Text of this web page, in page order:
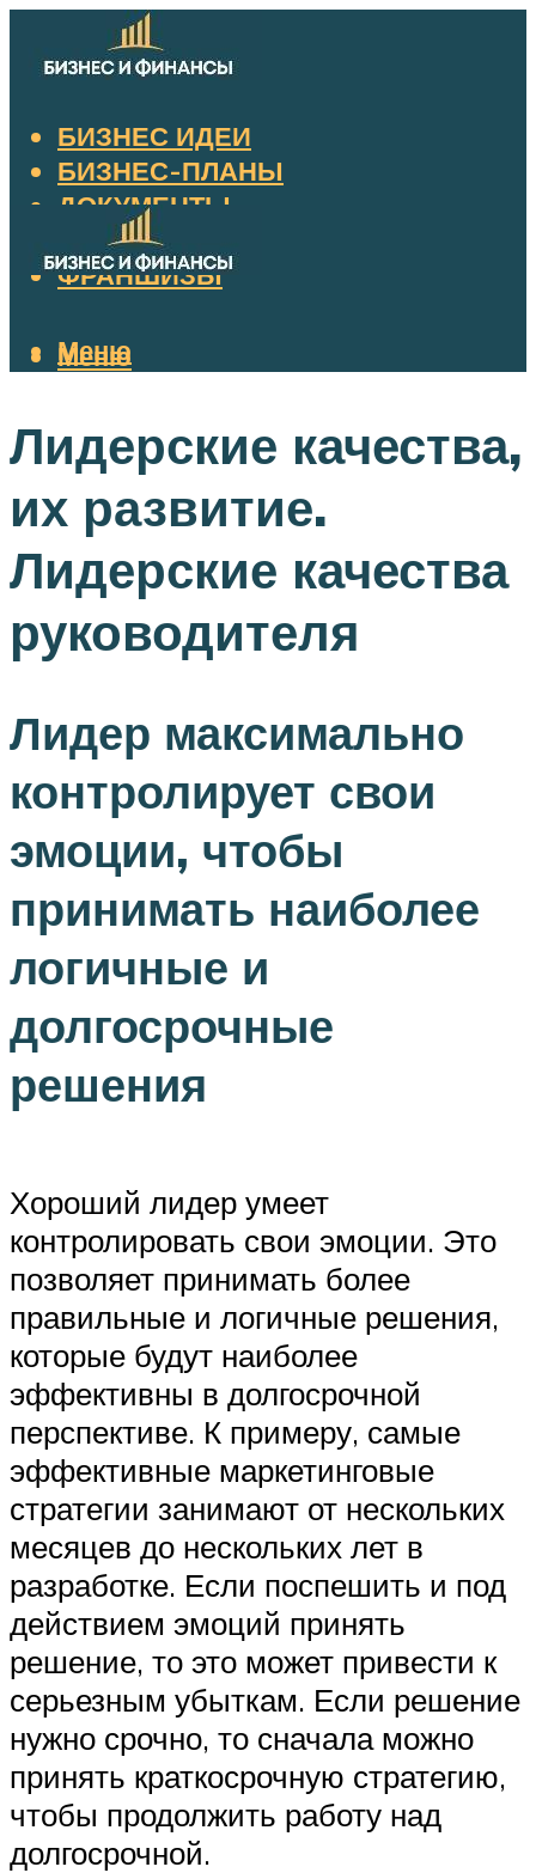
БИЗНЕС ИДЕИ
БИЗНЕС-ПЛАНЫ
ДОКУМЕНТЫ
НАЛОГИ
ФРАНШИЗЫ
Меню
Меню
Лидерские качества,
их развитие.
Лидерские качества
руководителя
Лидер максимально
контролирует свои
эмоции, чтобы
принимать наиболее
логичные и
долгосрочные
решения
Хороший лидер умеет
контролировать свои эмоции. Это
позволяет принимать более
правильные и логичные решения,
которые будут наиболее
эффективны в долгосрочной
перспективе. К примеру, самые
эффективные маркетинговые
стратегии занимают от нескольких
месяцев до нескольких лет в
разработке. Если поспешить и под
действием эмоций принять
решение, то это может привести к
серьезным убыткам. Если решение
нужно срочно, то сначала можно
принять краткосрочную стратегию,
чтобы продолжить работу над
долгосрочной.